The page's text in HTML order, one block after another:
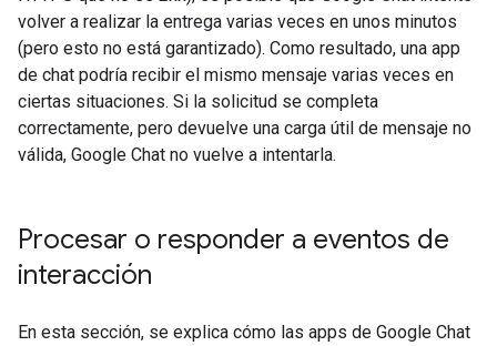
volver a realizar la entrega varias veces en unos minutos
(pero esto no está garantizado). Como resultado, una app
de chat podría recibir el mismo mensaje varias veces en
ciertas situaciones. Si la solicitud se completa
correctamente, pero devuelve una carga útil de mensaje no
válida, Google Chat no vuelve a intentarla.
Procesar o responder a eventos de
interacción
En esta sección, se explica cómo las apps de Google Chat